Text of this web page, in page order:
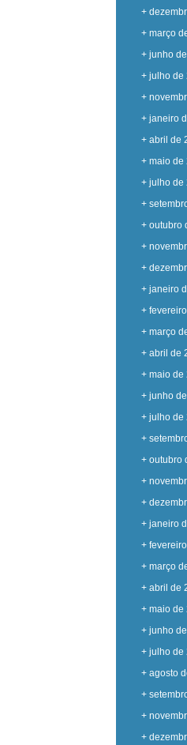
+
+ março
+ junho
+ julho de
+
+ janeiro
+ abril de
+ maio de
+ julho de
+
+ outubro
+
+
+ janeiro
+
+ março
+ abril de
+ maio de
+ junho
+ julho de
+
+ outubro
+
+
+ janeiro
+
+ março
+ abril de
+ maio de
+ junho
+ julho de
+ agosto
+
+
+